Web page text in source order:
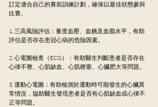
訂定適合自己的賽前訓練計劃，確保以最佳狀態參與
比賽。
1. 三高風險評估：量度血壓、血糖及血脂水平，有助
評估是否存在患冠心病的危險因素。
2. 心電圖檢查（ECG）：有助醫生判斷患者是否存在
心律不整、心肌缺血、心肌梗塞、心臟肥大等問題。
3. 運動心電圖：有助檢測於運動時可能發生的心臟異
常情況，協助醫生發現患者是否有心肌缺血或心律不
正等問題。